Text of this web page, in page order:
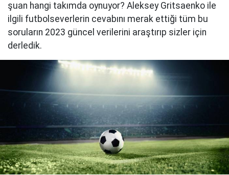
şuan hangi takımda oynuyor? Aleksey Gritsaenko ile
ilgili futbolseverlerin cevabını merak ettiği tüm bu
soruların 2023 güncel verilerini araştırıp sizler için
derledik.